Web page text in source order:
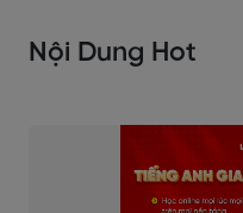
Nội Dung Hot